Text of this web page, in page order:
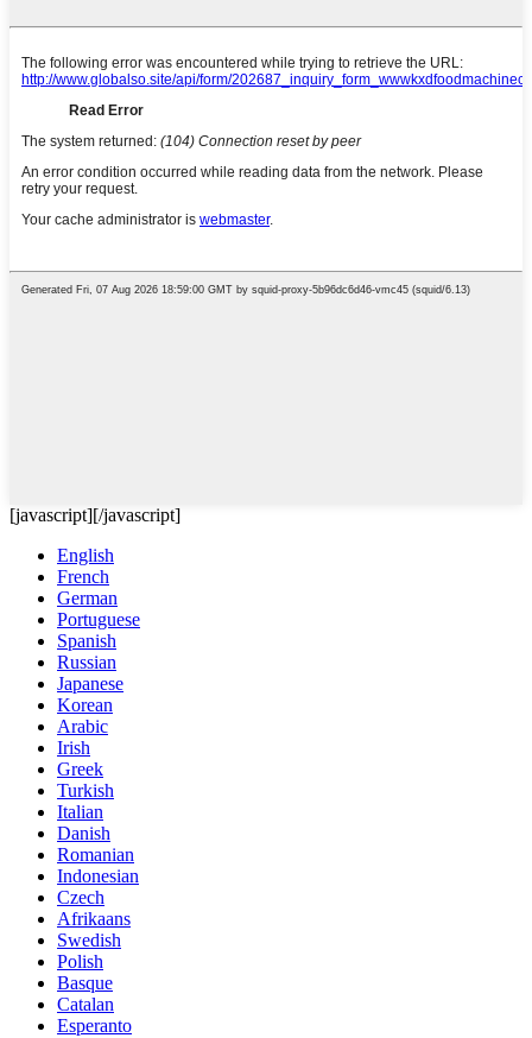
[javascript][/javascript]
English
French
German
Portuguese
Spanish
Russian
Japanese
Korean
Arabic
Irish
Greek
Turkish
Italian
Danish
Romanian
Indonesian
Czech
Afrikaans
Swedish
Polish
Basque
Catalan
Esperanto